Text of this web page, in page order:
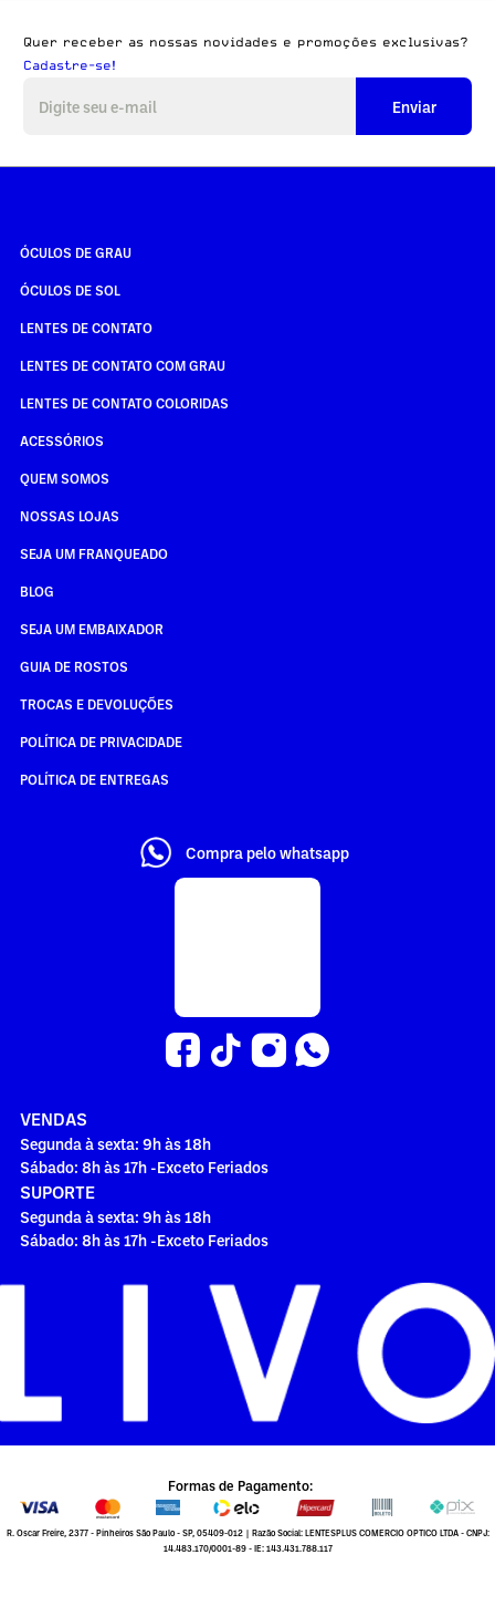
Quer receber as nossas novidades e promoções exclusivas?
Cadastre-se!
Enviar
ÓCULOS DE GRAU
ÓCULOS DE SOL
LENTES DE CONTATO
LENTES DE CONTATO COM GRAU
LENTES DE CONTATO COLORIDAS
ACESSÓRIOS
QUEM SOMOS
NOSSAS LOJAS
SEJA UM FRANQUEADO
BLOG
SEJA UM EMBAIXADOR
GUIA DE ROSTOS
TROCAS E DEVOLUÇÕES
POLÍTICA DE PRIVACIDADE
POLÍTICA DE ENTREGAS
Compra pelo whatsapp
VENDAS
Segunda à sexta: 9h às 18h
Sábado: 8h às 17h -Exceto Feriados
SUPORTE
Segunda à sexta: 9h às 18h
Sábado: 8h às 17h -Exceto Feriados
Formas de Pagamento:
R. Oscar Freire, 2377 - Pinheiros São Paulo - SP, 05409-012 | Razão Social: LENTESPLUS COMERCIO OPTICO LTDA - CNPJ:
14.483.170/0001-89 - IE: 143.431.788.117